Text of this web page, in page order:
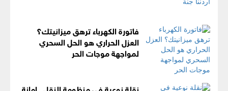
فاتورة الكهرباء ترهق ميزانيتك؟
العزل الحراري هو الحل السحري
لمواجهة موجات الحر
نقلة نوعية في منظومة النقل.. امانة